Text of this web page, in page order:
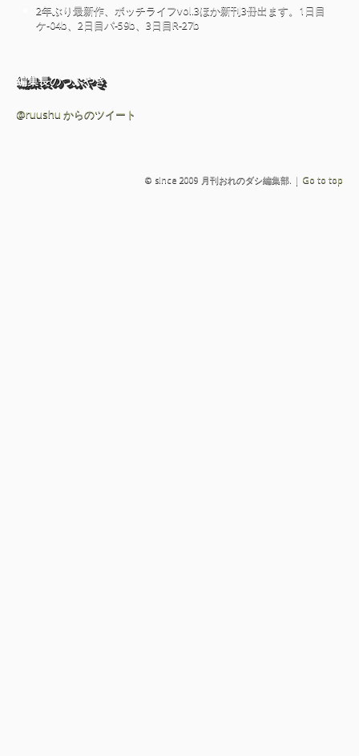
2年ぶり最新作、ボッチライフvol.3ほか新刊3冊出ます。1日目
ケ-04b、2日目パ-59b、3日目R-27b
編集長のつぶやき
@ruushu からのツイート
© since 2009 月刊おれのダシ編集部. | Go to top